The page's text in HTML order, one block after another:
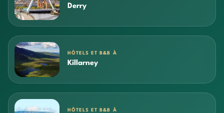
Derry
HÔTELS ET B&B À
Killarney
HÔTELS ET B&B À